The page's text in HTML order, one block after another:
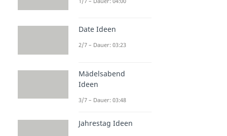
Date Ideen
2/7 – Dauer: 03:23
Mädelsabend
Ideen
3/7 – Dauer: 03:48
Jahrestag Ideen